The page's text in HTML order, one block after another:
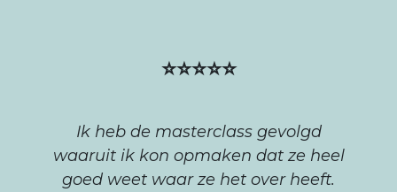
⭐⭐⭐⭐⭐
Ik heb de masterclass gevolgd
waaruit ik kon opmaken dat ze heel
goed weet waar ze het over heeft.